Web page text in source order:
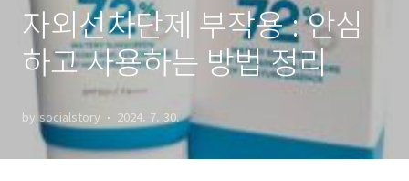
자외선차단제 부작용 : 안심
하고 사용하는 방법 정리
by socialstory 2024. 7. 30.